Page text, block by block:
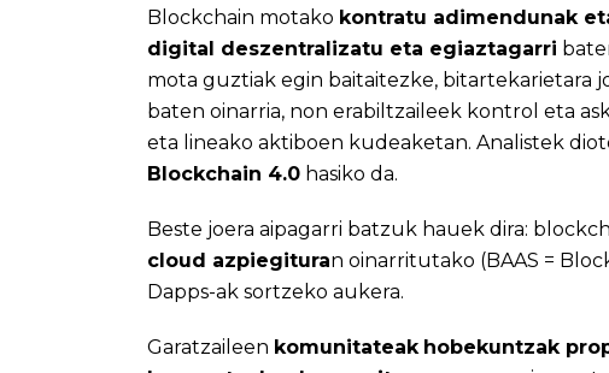
Blockchain motako kontratu adimendunak
digital deszentralizatu eta egiaztagarri
mota guztiak egin baitaitezke, bitartekarietara
baten oinarria, non erabiltzaileek kontrol eta
eta lineako aktiboen kudeaketan. Analistek
Blockchain 4.0 hasiko da.
Beste joera aipagarri batzuk hauek dira:
cloud azpiegituran oinarritutako (BAAS =
Dapps-ak sortzeko aukera.
Garatzaileen komunitateak hobekuntzak